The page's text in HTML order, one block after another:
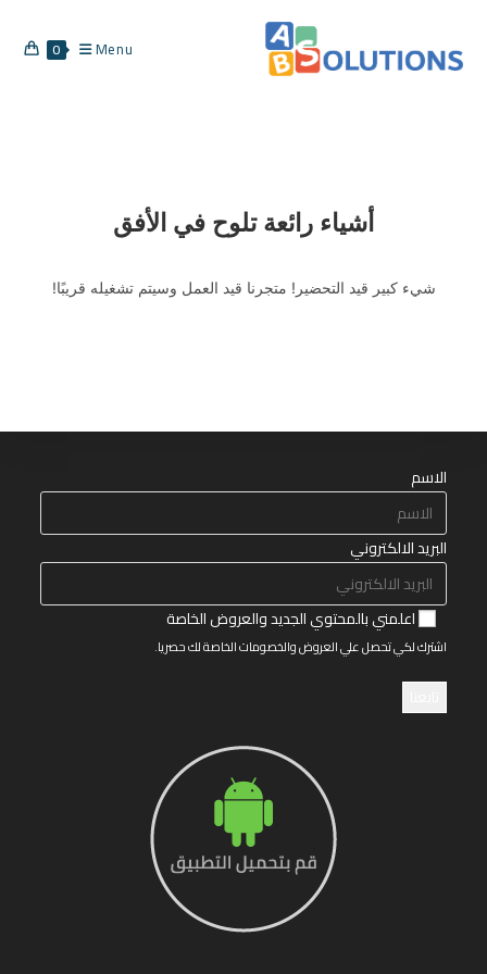
content
0 Menu
أشياء رائعة تلوح في الأفق
شيء كبير قيد التحضير! متجرنا قيد العمل وسيتم تشغيله قريبًا!
الاسم
البريد الالكتروني
اعلمني بالمحتوي الجديد والعروض الخاصة
اشترك لكي تحصل علي العروض والخصومات الخاصة لك حصريا.